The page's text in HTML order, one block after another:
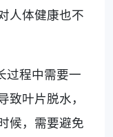
人体健康也不
过程中需要一
叶片脱水，
候，需要避免